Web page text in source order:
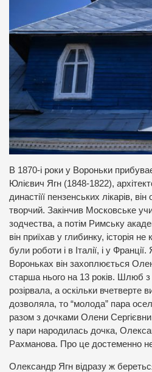
В 1870-і роки у Вороньки
Юлієвич Ягн (1848-1822),
династіїї пензенських лікарів,
творчий. Закінчив Московське
зодчества, а потім Римську
він приїхав у глибинку, історія
були роботи і в Італії, і у
Вороньках він захоплюється
старша нього на 13 років. Шлюб
розірвала, а оскільки вчетверте
дозволяла, то “молода” пара
разом з дочками Олени
у пари народилась дочка,
Рахманова. Про це достеменно
Олександр Ягн відразу ж